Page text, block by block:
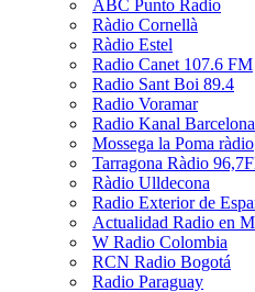
ABC Punto Radio
Ràdio Cornellà
Ràdio Estel
Radio Canet 107.6 FM
Radio Sant Boi 89.4
Radio Voramar
Radio Kanal
Mossega la Poma ràdio
Tarragona Ràdio
Ràdio Ulldecona
Radio Exterior de
Actualidad Radio en
W Radio Colombia
RCN Radio Bogotá
Radio Paraguay